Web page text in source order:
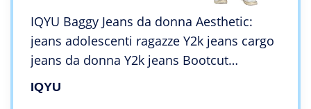
IQYU Baggy Jeans da donna Aesthetic:
jeans adolescenti ragazze Y2k jeans cargo
jeans da donna Y2k jeans Bootcut
pantaloni Y2k jeans baggy gothic
pantaloni cargo jeans y2k trouser, Caffè
IQYU